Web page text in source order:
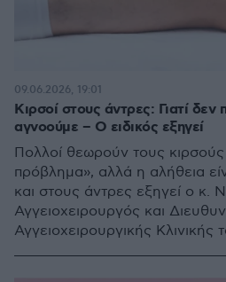
Κιρσοί στους άντρες: Γιατί δεν
αγνοούμε – Ο ειδικός εξηγεί
Πολλοί θεωρούν τους κιρσούς
πρόβλημα», αλλά η αλήθεια
και στους άντρες εξηγεί ο κ.
Αγγειοχειρουργός και
Αγγειοχειρουργικής
09.06.2026, 19:01